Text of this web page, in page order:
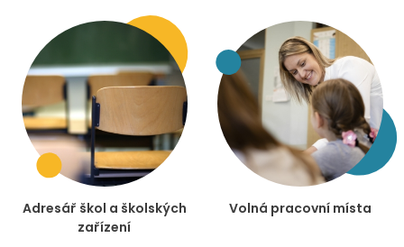
Adresář škol a školských
zařízení
Volná pracovní místa